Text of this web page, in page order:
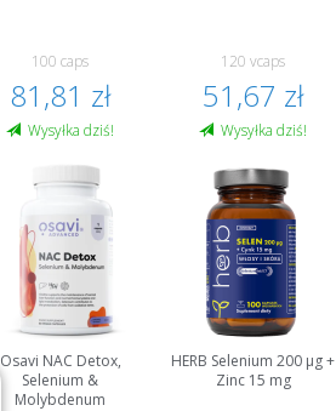
100 caps
81,81 zł
Wysyłka dziś!
120 vcaps
51,67 zł
Wysyłka dziś!
Osavi NAC Detox,
Selenium &
Molybdenum
HERB Selenium 200 μg +
Zinc 15 mg